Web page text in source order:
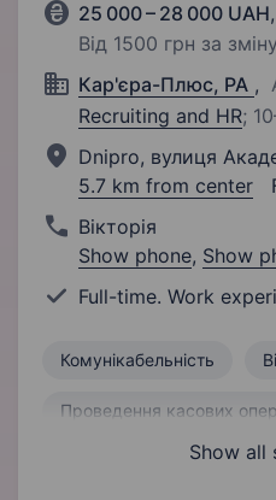
25 000 – 28 000 UAH,
Від 1500 грн за
Кар'єра-Плюс, РА ,
Recruiting and HR;
Dnipro, вулиця
5.7 km from center
Вікторія
Show phone, Show
Full-time. Work
Комунікабельність
Проведення касових
Show all